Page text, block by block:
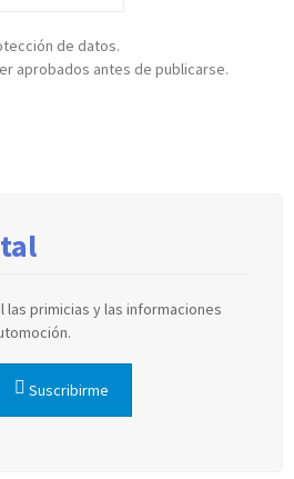
de datos.
aprobados antes de publicarse.
las primicias y las informaciones
Suscribirme